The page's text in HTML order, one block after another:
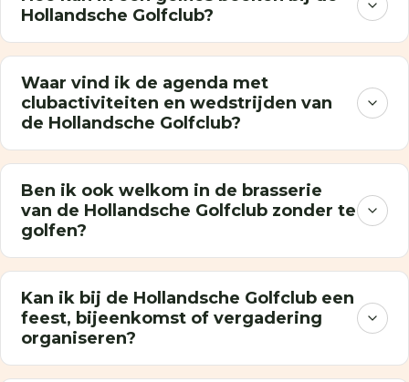
Hollandsche Golfclub?
Waar vind ik de agenda met
clubactiviteiten en wedstrijden van
de Hollandsche Golfclub?
Ben ik ook welkom in de brasserie
van de Hollandsche Golfclub zonder te
golfen?
Kan ik bij de Hollandsche Golfclub een
feest, bijeenkomst of vergadering
organiseren?